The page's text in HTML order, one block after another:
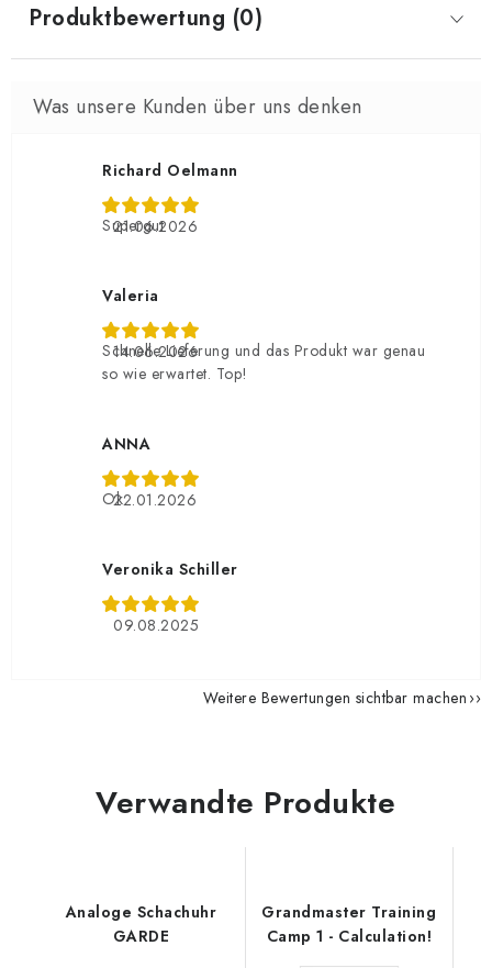
Produktbewertung (0)
Richard Oelmann
21.06.2026
Supergut
Valeria
14.06.2026
Schnelle Lieferung und das Produkt war genau
so wie erwartet. Top!
ANNA
22.01.2026
Ok
Veronika Schiller
09.08.2025
Weitere Bewertungen sichtbar machen
Verwandte Produkte
Analoge Schachuhr
GARDE
Grandmaster Training
Camp 1 - Calculation!